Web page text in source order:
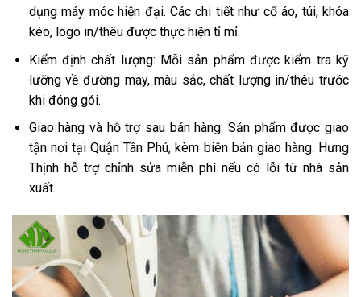
dụng máy móc hiện đại. Các chi tiết như cổ áo, túi, khóa
kéo, logo in/thêu được thực hiện tỉ mỉ.
Kiểm định chất lượng: Mỗi sản phẩm được kiểm tra kỹ
lưỡng về đường may, màu sắc, chất lượng in/thêu trước
khi đóng gói.
Giao hàng và hỗ trợ sau bán hàng: Sản phẩm được giao
tận nơi tại Quận Tân Phú, kèm biên bản giao hàng. Hưng
Thịnh hỗ trợ chỉnh sửa miễn phí nếu có lỗi từ nhà sản
xuất.